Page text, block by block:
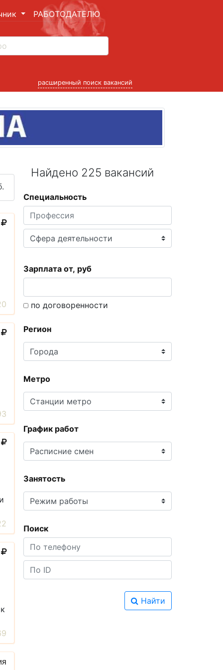
РАБОТОДАТЕЛЮ
расширенный поиск вакансий
Найдено 225 вакансий
Специальность
Зарплата от, руб
по договоренности
Регион
Метро
График работ
Занятость
Поиск
Найти